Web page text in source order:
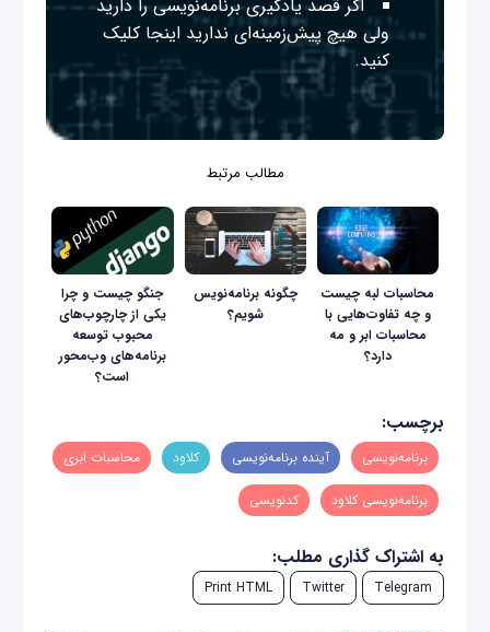
اگر قصد یادگیری برنامه‌نویسی را دارید
ولی هیچ پیش‌زمینه‌ای نداریداینجا کلیک
کنید.
مطالب مرتبط
محاسبات لبه چیست
و چه تفاوت‌هایی با
محاسبات ابر و مه
دارد؟
چگونه برنامه‌نویس
شویم؟
جنگو چیست و چرا
یکی از چارچوب‌های
محبوب توسعه
برنامه‌های وب‌محور
است؟
برچسب:
برنامه‌نویسی آینده برنامه‌نویسی کلاود محاسبات ابری
برنامه‌نویسی کلاود کدنویسی
به اشتراک گذاری مطلب:
Telegram
Twitter
Print HTML